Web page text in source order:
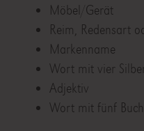
Möbel/Gerät
Reim, Redensart
Markenname
Wort mit vier
Adjektiv
Wort mit fünf